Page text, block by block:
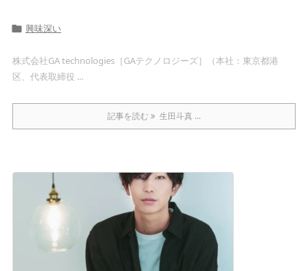
 興味深い
株式会社GA technologies［GAテクノロジーズ］（本社：東京都港
区、代表取締役 ...
記事を読む 生田斗真 ...